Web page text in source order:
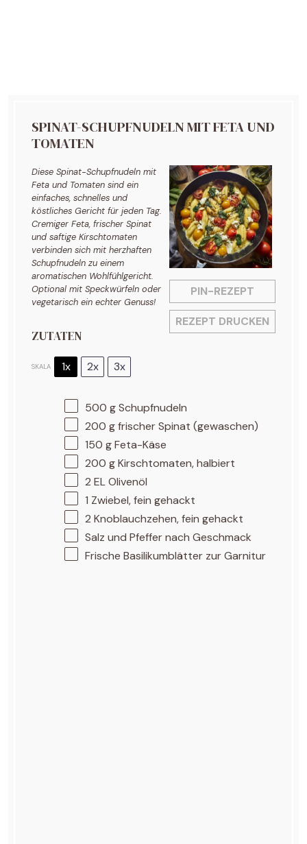
SPINAT-SCHUPFNUDELN MIT FETA UND
TOMATEN
PIN-REZEPT
REZEPT DRUCKEN
Diese Spinat-Schupfnudeln mit
Feta und Tomaten sind ein
einfaches, schnelles und
köstliches Gericht für jeden Tag.
Cremiger Feta, frischer Spinat
und saftige Kirschtomaten
verbinden sich mit herzhaften
Schupfnudeln zu einem
aromatischen Wohlfühlgericht.
Optional mit Speckwürfeln oder
vegetarisch ein echter Genuss!
ZUTATEN
SKALA 1x 2x 3x
500 gSchupfnudeln
200 gfrischer Spinat (gewaschen)
150 gFeta-Käse
200 gKirschtomaten, halbiert
2 EL Olivenöl
1 Zwiebel, fein gehackt
2 Knoblauchzehen, fein gehackt
Salz und Pfeffer nach Geschmack
Frische Basilikumblätter zur Garnitur